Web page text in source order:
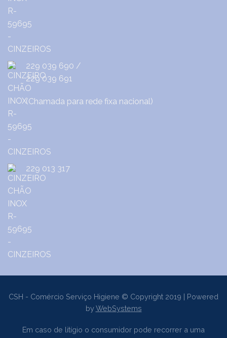
229 039 690 /
229 039 691
(Chamada para rede fixa nacional)
229 013 317
CSH - Comércio Serviço Higiene © Copyright 2019 | Powered
byWebSystems
Em caso de litígio o consumidor pode recorrer a uma